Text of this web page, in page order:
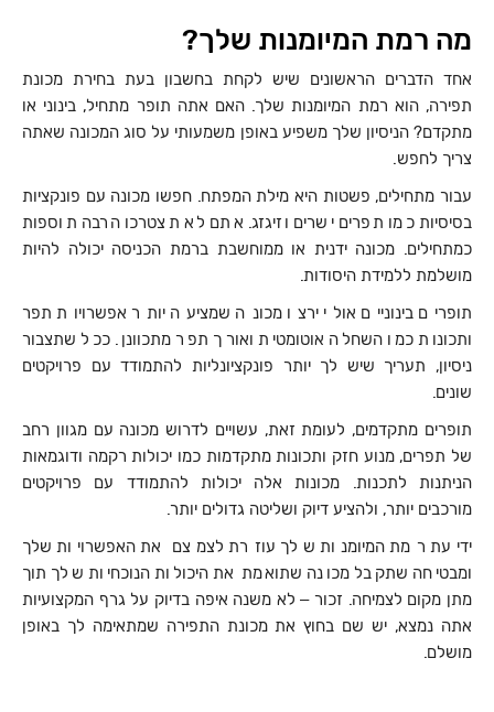
מה רמת המיומנות שלך?
אחד הדברים הראשונים שיש לקחת בחשבון בעת בחירת מכונת
תפירה, הוא רמת המיומנות שלך. האם אתה תופר מתחיל, בינוני או
מתקדם? הניסיון שלך משפיע באופן משמעותי על סוג המכונה שאתה
צריך לחפש.
עבור מתחילים, פשטות היא מילת המפתח. חפשו מכונה עם פונקציות
בסיסיות כמו תפרים ישרים וזיגזג. אתם לא תצטרכו הרבה תוספות
כמתחילים. מכונה ידנית או ממוחשבת ברמת הכניסה יכולה להיות
מושלמת ללמידת היסודות.
תופרים בינוניים אולי ירצו מכונה שמציעה יותר אפשרויות תפר
ותכונות כמו השחלה אוטומטית ואורך תפר מתכוונן. ככל שתצבור
ניסיון, תעריך שיש לך יותר פונקציונליות להתמודד עם פרויקטים
שונים.
תופרים מתקדמים, לעומת זאת, עשויים לדרוש מכונה עם מגוון רחב
של תפרים, מנוע חזק ותכונות מתקדמות כמו יכולות רקמה ודוגמאות
הניתנות לתכנות. מכונות אלה יכולות להתמודד עם פרויקטים
מורכבים יותר, ולהציע דיוק ושליטה גדולים יותר.
ידיעת רמת המיומנות שלך עוזרת לצמצם את האפשרויות שלך
ומבטיחה שתקבל מכונה שתואמת את היכולות הנוכחיות שלך תוך
מתן מקום לצמיחה. זכור – לא משנה איפה בדיוק על גרף המקצועיות
אתה נמצא, יש שם בחוץ את מכונת התפירה שמתאימה לך באופן
מושלם.